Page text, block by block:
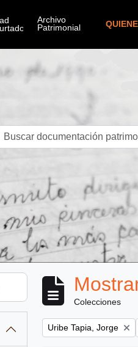
Colecciones
Remove filter:
Uribe Tapia, Jorge